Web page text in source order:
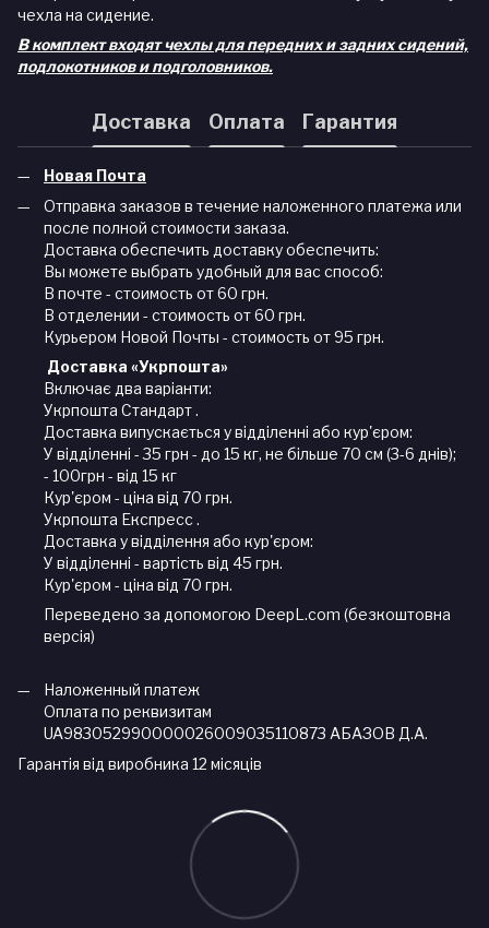
чехла на сидение.
В комплект входят чехлы для передних и задних сидений,
подлокотников и подголовников.
Доставка Оплата Гарантия
Новая Почта
Отправка заказов в течение наложенного платежа или
после полной стоимости заказа.
Доставка обеспечить доставку обеспечить:
Вы можете выбрать удобный для вас способ:
В почте - стоимость от 60 грн.
В отделении - стоимость от 60 грн.
Курьером Новой Почты - стоимость от 95 грн.
Доставка «Укрпошта»
Включає два варіанти:
Укрпошта Стандарт .
Доставка випускається у відділенні або кур'єром:
У відділенні - 35 грн - до 15 кг, не більше 70 см (3-6 днів);
- 100грн - від 15 кг
Кур'єром - ціна від 70 грн.
Укрпошта Експресс .
Доставка у відділення або кур'єром:
У відділенні - вартість від 45 грн.
Кур'єром - ціна від 70 грн.
Переведено за допомогою DeepL.com (безкоштовна
версія)
Наложенный платеж
Оплата по реквизитам
UA983052990000026009035110873 АБАЗОВ Д.А.
Гарантія від виробника 12 місяців